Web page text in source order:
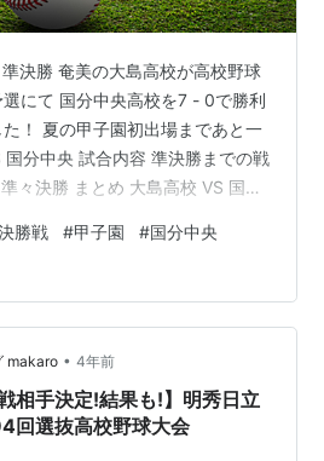
決勝 奄美の大島高校が高校野球
にて 国分中央高校を7 - 0で勝利
！ 夏の甲子園初出場まであと一
分中央 試合内容 準決勝までの戦
々決勝 まとめ 大島高校 VS 国分
5 得点：0 大島高校 ヒット：13
打撃も好調で準決勝にも関わら
とができました！ 国分中央高校
いめい高校を12- 6で下している
り…
勝戦 #甲子園 #国分中央
makaro • 4年前
相手決定!結果も!】明秀日立
回選抜高校野球大会